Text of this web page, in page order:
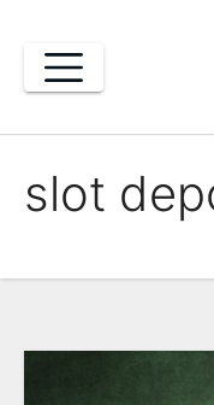
content
slot